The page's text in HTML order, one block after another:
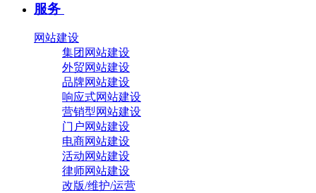
服务
网站建设
集团网站建设
外贸网站建设
品牌网站建设
响应式网站建设
营销型网站建设
门户网站建设
电商网站建设
活动网站建设
律师网站建设
改版/维护/运营